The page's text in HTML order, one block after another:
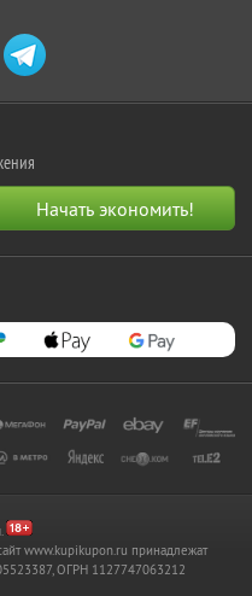
www.kupikupon.ru принадлежат
ОГРН 1127747063212